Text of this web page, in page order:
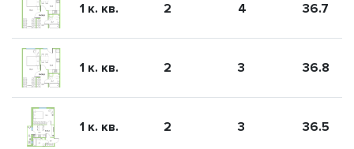
1 к. кв. 2 4 36.7
1 к. кв. 2 3 36.8
1 к. кв. 2 3 36.5